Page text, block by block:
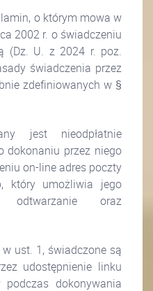
o którym mowa w
2002 r. o świadczeniu
(Dz. U. z 2024 r. poz.
świadczenia przez
zdefiniowanych w §
jest nieodpłatnie
dokonaniu przez niego
on-line adres poczty
który umożliwia jego
odtwarzanie oraz
ust. 1, świadczone są
udostępnienie linku
dokonywania